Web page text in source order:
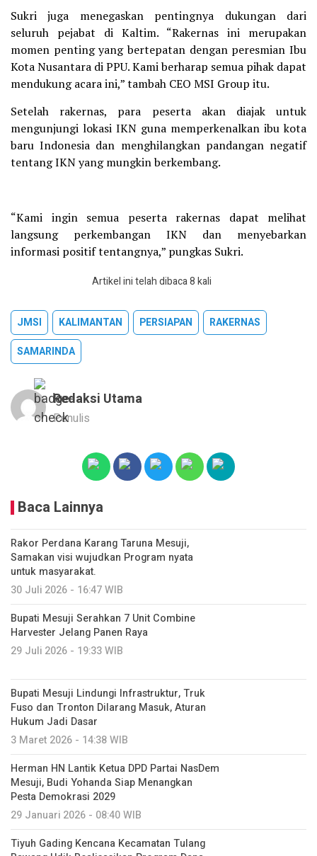
Sukri juga menegaskan pentingnya dukungan dari
seluruh pejabat di Kaltim. “Rakernas ini merupakan
momen penting yang bertepatan dengan peresmian Ibu
Kota Nusantara di PPU. Kami berharap semua pihak dapat
mendukung acara ini,” tambah CEO MSI Group itu.
Setelah rakernas, para peserta akan diajak untuk
mengunjungi lokasi IKN guna memperkenalkan ibu kota
baru Indonesia dan menghilangkan pandangan negatif
tentang IKN yang mungkin berkembang.
“Kami ingin semua peserta rakernas dapat melihat
langsung perkembangan IKN dan menyebarkan
informasi positif tentangnya,” pungkas Sukri.
Artikel ini telah dibaca 8 kali
JMSI KALIMANTAN PERSIAPAN
RAKERNAS
SAMARINDA
Redaksi Utama
Penulis
Baca Lainnya
Rakor Perdana Karang Taruna Mesuji,
Samakan visi wujudkan Program nyata
untuk masyarakat.
30 Juli 2026 - 16:47 WIB
Bupati Mesuji Serahkan 7 Unit Combine
Harvester Jelang Panen Raya
29 Juli 2026 - 19:33 WIB
Bupati Mesuji Lindungi Infrastruktur, Truk
Fuso dan Tronton Dilarang Masuk, Aturan
Hukum Jadi Dasar
3 Maret 2026 - 14:38 WIB
Herman HN Lantik Ketua DPD Partai NasDem
Mesuji, Budi Yohanda Siap Menangkan
Pesta Demokrasi 2029
29 Januari 2026 - 08:40 WIB
Tiyuh Gading Kencana Kecamatan Tulang